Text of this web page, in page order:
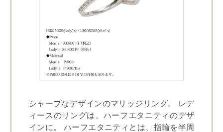
シャープなデザインのマリッジリング。 レデ
ィースのリングは、ハーフエタニティのデザ
インに。 ハーフエタニティとは、指輪を半周